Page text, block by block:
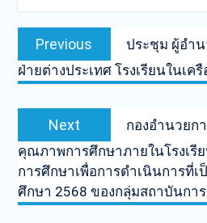
Post
navigation
Previous
Previous
post:
ประชุม ผู้อำ
ฝ่ายต่างประเทศ โรงเรียนในเค
Next
post:
กองอำนวยก
คุณภาพการศึกษาภายในโรงเ
การศึกษาเพื่อการดำเนินการที่เ
ศึกษา 2568 ของกลุ่มสถาบันกา